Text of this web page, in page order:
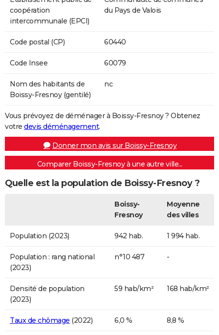
coopération
intercommunale (EPCI)
du Pays de Valois
Code postal (CP) 60440
Code Insee 60079
Nom des habitants de
Boissy-Fresnoy (gentilé)
nc
Vous prévoyez de déménager à Boissy-Fresnoy ? Obtenez
votre devis déménagement.
Donner mon avis sur Boissy-Fresnoy
Comparer Boissy-Fresnoy à une autre ville...
Quelle est la population de Boissy-Fresnoy ?
Boissy-
Fresnoy
Moyenne
des villes
Population (2023) 942 hab. 1 994 hab.
Population : rang national
(2023)
n°10 487 -
Densité de population
(2023)
59 hab/km² 168 hab/km²
Taux de chômage (2022) 6,0 % 8,8 %